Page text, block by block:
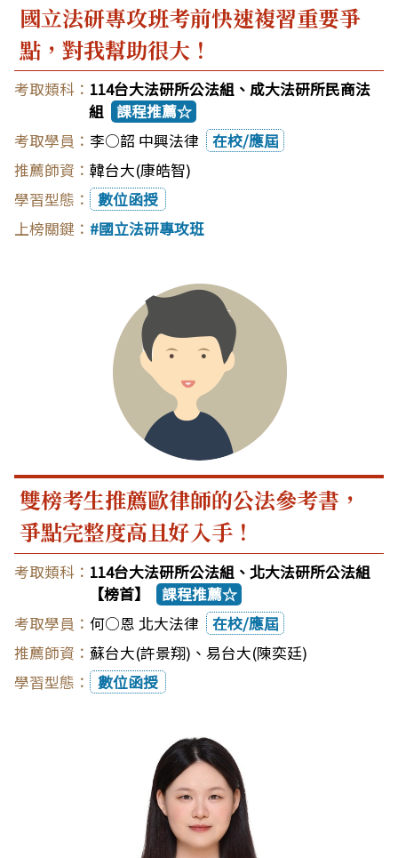
國立法研專攻班考前快速複習重要爭
點，對我幫助很大！
114台大法研所公法組、成大法研所民商法
組 課程推薦☆
李○韶 中興法律
在校/應屆
韓台大(康皓智)
數位函授
國立法研專攻班
雙榜考生推薦歐律師的公法參考書，
爭點完整度高且好入手！
114台大法研所公法組、北大法研所公法組
【榜首】
課程推薦☆
何○恩 北大法律
在校/應屆
蘇台大(許景翔) 、 易台大(陳奕廷)
數位函授